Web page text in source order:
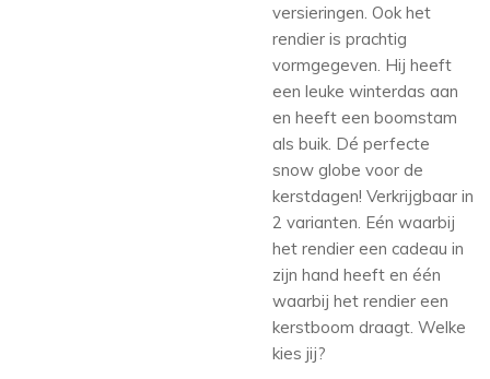
versieringen. Ook het
rendier is prachtig
vormgegeven. Hij heeft
een leuke winterdas aan
en heeft een boomstam
als buik. Dé perfecte
snow globe voor de
kerstdagen! Verkrijgbaar in
2 varianten. Eén waarbij
het rendier een cadeau in
zijn hand heeft en één
waarbij het rendier een
kerstboom draagt. Welke
kies jij?